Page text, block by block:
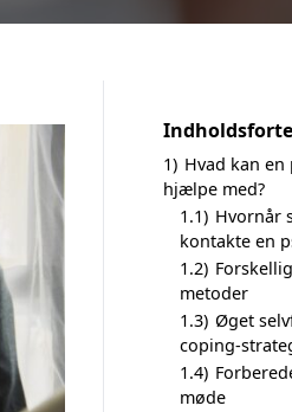
1) Hvad kan
hjælpe med?
1.1) Hvornår
kontakte en
1.2)
metoder
1.3) Øget
coping-
1.4)
møde